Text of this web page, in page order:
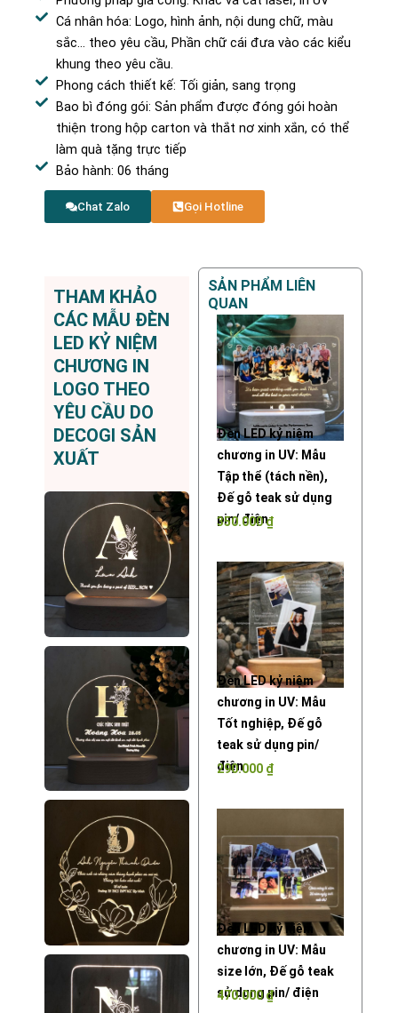
Cá nhân hóa: Logo, hình ảnh, nội dung chữ, màu
sắc… theo yêu cầu, Phần chữ cái đưa vào các kiểu
khung theo yêu cầu.
Phong cách thiết kế: Tối giản, sang trọng
Bao bì đóng gói: Sản phẩm được đóng gói hoàn
thiện trong hộp carton và thắt nơ xinh xắn, có thể
làm quà tặng trực tiếp
Bảo hành: 06 tháng
Chat Zalo Gọi Hotline
THAM KHẢO
CÁC MẪU ĐÈN
LED KỶ NIỆM
CHƯƠNG IN
LOGO THEO
YÊU CẦU DO
DECOGI SẢN
XUẤT
SẢN PHẨM LIÊN
QUAN
Đèn LED kỷ niệm
chương in UV: Mẫu
Tập thể (tách nền),
Đế gỗ teak sử dụng
pin/ điện
350.000₫
Đèn LED kỷ niệm
chương in UV: Mẫu
Tốt nghiệp, Đế gỗ
teak sử dụng pin/
điện
290.000 ₫
Đèn LED kỷ niệm
chương in UV: Mẫu
size lớn, Đế gỗ teak
sử dụng pin/ điện
470.000₫